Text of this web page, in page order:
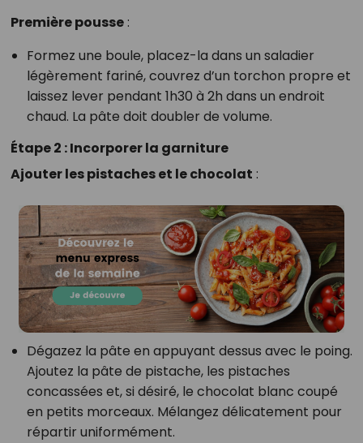
Première pousse:
Formez une boule, placez-la dans un saladier
légèrement fariné, couvrez d’un torchon propre et
laissez lever pendant 1h30 à 2h dans un endroit
chaud. La pâte doit doubler de volume.
Étape 2 : Incorporer la garniture
Ajouter les pistaches et le chocolat :
Dégazez la pâte en appuyant dessus avec le poing.
Ajoutez la pâte de pistache, les pistaches
concassées et, si désiré, le chocolat blanc coupé
en petits morceaux. Mélangez délicatement pour
répartir uniformément.